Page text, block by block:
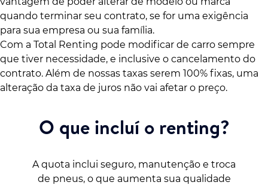
quando terminar seu contrato, se for uma exigência
para sua empresa ou sua família.
Com a Total Renting pode modificar de carro sempre
que tiver necessidade, e inclusive o cancelamento do
contrato. Além de nossas taxas serem 100% fixas, uma
alteração da taxa de juros não vai afetar o preço.
O que incluí o renting?
A quota inclui seguro, manutenção e troca
de pneus, o que aumenta sua qualidade